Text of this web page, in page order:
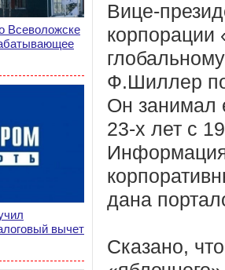
Всеволожске
вычет
Вице-
корпорации
Ф.Шиллер
Он занимал
23-х лет с
дана
Сказано,